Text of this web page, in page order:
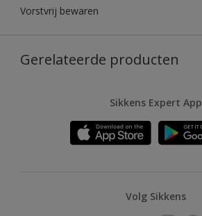
Vorstvrij bewaren
Gerelateerde producten
Sikkens Expert App
Volg Sikkens